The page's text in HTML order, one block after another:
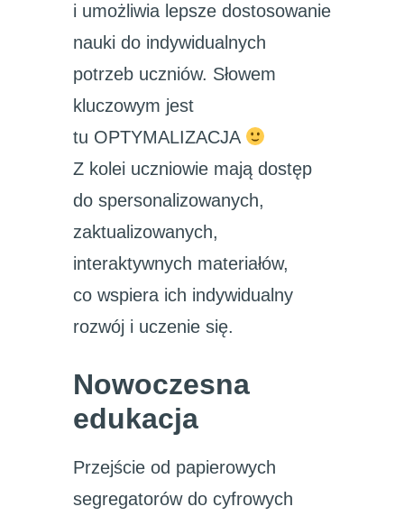
i umożliwia lepsze dostosowanie
nauki do indywidualnych
potrzeb uczniów. Słowem
kluczowym jest
tu OPTYMALIZACJA
Z kolei uczniowie mają dostęp
do spersonalizowanych,
zaktualizowanych,
interaktywnych materiałów,
co wspiera ich indywidualny
rozwój i uczenie się.
Nowoczesna
edukacja
Przejście od papierowych
segregatorów do cyfrowych